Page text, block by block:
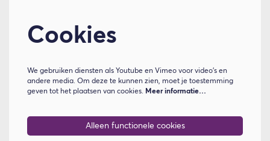
Cookies
We gebruiken diensten als Youtube en Vimeo voor video's en
andere media. Om deze te kunnen zien, moet je toestemming
geven tot het plaatsen van cookies. Meer informatie…
Alleen functionele cookies